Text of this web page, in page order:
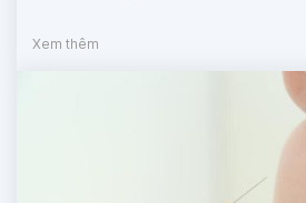
Xem thêm